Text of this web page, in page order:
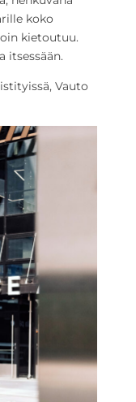
koko
kietoutuu.
itsessään.
Vauto